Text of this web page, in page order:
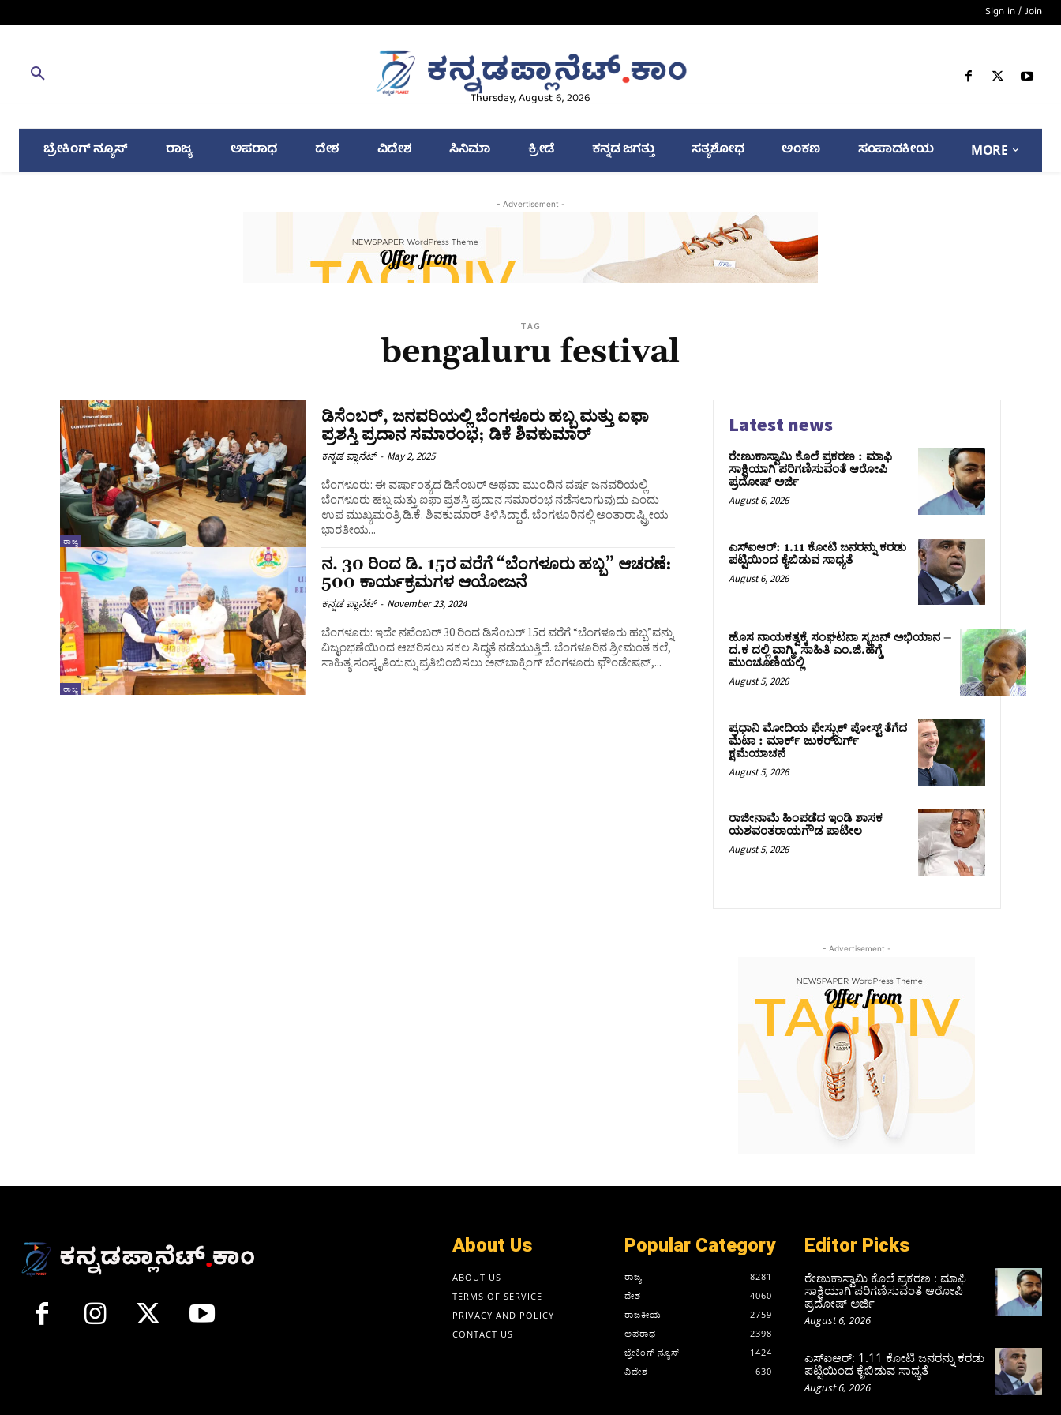
Sign in / Join
Thursday, August 6, 2026
ಬ್ರೇಕಿಂಗ್ ನ್ಯೂಸ್ ರಾಜ್ಯ ಅಪರಾಧ ದೇಶ ವಿದೇಶ ಸಿನಿಮಾ ಕ್ರೀಡೆ ಕನ್ನಡ ಜಗತ್ತು ಸತ್ಯಶೋಧ ಅಂಕಣ ಸಂಪಾದಕೀಯ MORE
- Advertisement -
TAG
bengaluru festival
ರಾಜ್ಯ
ಡಿಸೆಂಬರ್, ಜನವರಿಯಲ್ಲಿ ಬೆಂಗಳೂರು ಹಬ್ಬ ಮತ್ತು ಐಫಾ
ಪ್ರಶಸ್ತಿ ಪ್ರದಾನ ಸಮಾರಂಭ; ಡಿಕೆ ಶಿವಕುಮಾರ್‌
ಕನ್ನಡ ಪ್ಲಾನೆಟ್ - May 2, 2025
ಬೆಂಗಳೂರು: ಈ ವರ್ಷಾಂತ್ಯದ ಡಿಸೆಂಬರ್ ಅಥವಾ ಮುಂದಿನ ವರ್ಷ ಜನವರಿಯಲ್ಲಿ
ಬೆಂಗಳೂರು ಹಬ್ಬ ಮತ್ತು ಐಫಾ ಪ್ರಶಸ್ತಿ ಪ್ರದಾನ ಸಮಾರಂಭ ನಡೆಸಲಾಗುವುದು ಎಂದು
ಉಪ ಮುಖ್ಯಮಂತ್ರಿ ಡಿ.ಕೆ. ಶಿವಕುಮಾರ್ ತಿಳಿಸಿದ್ದಾರೆ. ಬೆಂಗಳೂರಿನಲ್ಲಿ ಅಂತಾರಾಷ್ಟ್ರೀಯ
ಭಾರತೀಯ...
ರಾಜ್ಯ
ನ. 30 ರಿಂದ ಡಿ. 15ರ ವರೆಗೆ “ಬೆಂಗಳೂರು ಹಬ್ಬ” ಆಚರಣೆ:
500 ಕಾರ್ಯಕ್ರಮಗಳ ಆಯೋಜನೆ
ಕನ್ನಡ ಪ್ಲಾನೆಟ್ - November 23, 2024
ಬೆಂಗಳೂರು: ಇದೇ ನವೆಂಬರ್ 30 ರಿಂದ ಡಿಸೆಂಬರ್ 15ರ ವರೆಗೆ “ಬೆಂಗಳೂರು ಹಬ್ಬ”ವನ್ನು
ವಿಜೃಂಭಣೆಯಿಂದ ಆಚರಿಸಲು ಸಕಲ ಸಿದ್ಧತೆ ನಡೆಯುತ್ತಿದೆ. ಬೆಂಗಳೂರಿನ ಶ್ರೀಮಂತ ಕಲೆ,
ಸಾಹಿತ್ಯ ಸಂಸ್ಕೃತಿಯನ್ನು ಪ್ರತಿಬಿಂಬಿಸಲು ಅನ್‌ಬಾಕ್ಸಿಂಗ್ ಬೆಂಗಳೂರು ಫೌಂಡೇಷನ್,...
Latest news
ರೇಣುಕಾಸ್ವಾಮಿ ಕೊಲೆ ಪ್ರಕರಣ : ಮಾಫಿ
ಸಾಕ್ಷಿಯಾಗಿ ಪರಿಗಣಿಸುವಂತೆ ಆರೋಪಿ
ಪ್ರದೋಷ್‌ ಅರ್ಜಿ
August 6, 2026
ಎಸ್‌ಐಆರ್‌: 1.11 ಕೋಟಿ ಜನರನ್ನು ಕರಡು
ಪಟ್ಟಿಯಿಂದ ಕೈಬಿಡುವ ಸಾಧ್ಯತೆ
August 6, 2026
ಹೊಸ ನಾಯಕತ್ವಕ್ಕೆ ಸಂಘಟನಾ ಸೃಜನ್ ಅಭಿಯಾನ –
ದ.ಕ ದಲ್ಲಿ ವಾಗ್ಮಿ, ಸಾಹಿತಿ ಎಂ.ಜಿ.ಹೆಗ್ಡೆ
ಮುಂಚೂಣಿಯಲ್ಲಿ
August 5, 2026
ಪ್ರಧಾನಿ ಮೋದಿಯ ಫೇಸ್ಬುಕ್‌ ಪೋಸ್ಟ್‌ ತೆಗೆದ
ಮೆಟಾ : ಮಾರ್ಕ್ ಜುಕರ್‌ಬರ್ಗ್
ಕ್ಷಮೆಯಾಚನೆ
August 5, 2026
ರಾಜೀನಾಮೆ ಹಿಂಪಡೆದ ಇಂಡಿ ಶಾಸಕ
ಯಶವಂತರಾಯಗೌಡ ಪಾಟೀಲ
August 5, 2026
- Advertisement -
About Us
ABOUT US
TERMS OF SERVICE
PRIVACY AND POLICY
CONTACT US
Popular Category
ರಾಜ್ಯ
8281
ದೇಶ
4060
ರಾಜಕೀಯ
2759
ಅಪರಾಧ
2398
ಬ್ರೇಕಿಂಗ್ ನ್ಯೂಸ್
1424
ವಿದೇಶ
630
Editor Picks
ರೇಣುಕಾಸ್ವಾಮಿ ಕೊಲೆ ಪ್ರಕರಣ : ಮಾಫಿ
ಸಾಕ್ಷಿಯಾಗಿ ಪರಿಗಣಿಸುವಂತೆ ಆರೋಪಿ
ಪ್ರದೋಷ್‌ ಅರ್ಜಿ
August 6, 2026
ಎಸ್‌ಐಆರ್‌: 1.11 ಕೋಟಿ ಜನರನ್ನು ಕರಡು
ಪಟ್ಟಿಯಿಂದ ಕೈಬಿಡುವ ಸಾಧ್ಯತೆ
August 6, 2026